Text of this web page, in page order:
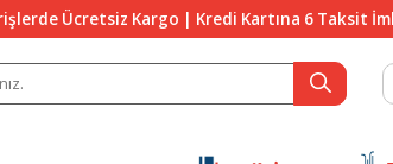
Ücretsiz Kargo | Kredi Kartına 6 Taksit